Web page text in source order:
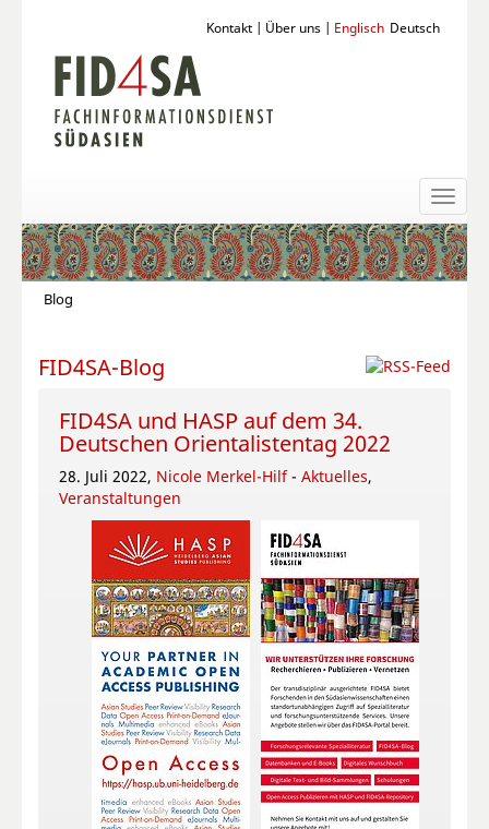
Deutsch
Englisch
Kontakt | Über uns |
Blog
FID4SA-Blog
FID4SA und HASP auf dem 34.
Deutschen Orientalistentag 2022
28. Juli 2022, Nicole Merkel-Hilf - Aktuelles,
Veranstaltungen